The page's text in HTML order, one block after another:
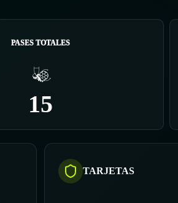
PASES TOTALES
15
TARJETAS